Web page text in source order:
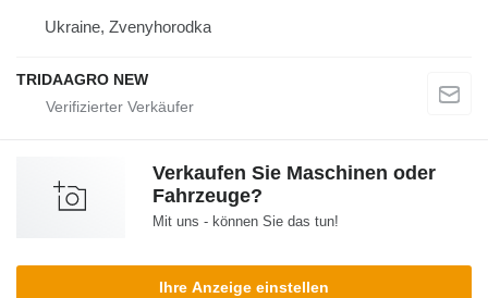
Ukraine, Zvenyhorodka
TRIDAAGRO NEW
Verkaufen Sie Maschinen oder
Fahrzeuge?
Mit uns - können Sie das tun!
Ihre Anzeige einstellen